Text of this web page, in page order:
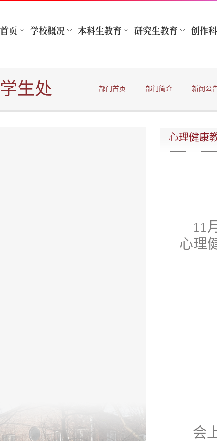
学生处 部门首页 部门简介 新闻公
心理健康
11
心理
会